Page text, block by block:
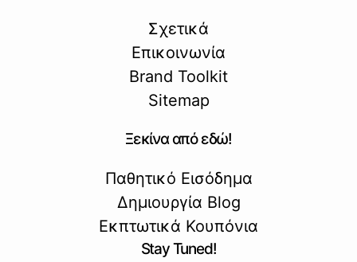
Σχετικά
Επικοινωνία
Brand Toolkit
Sitemap
Ξεκίνα από εδώ!
Παθητικό Εισόδημα
Δημιουργία Blog
Εκπτωτικά Κουπόνια
Stay Tuned!